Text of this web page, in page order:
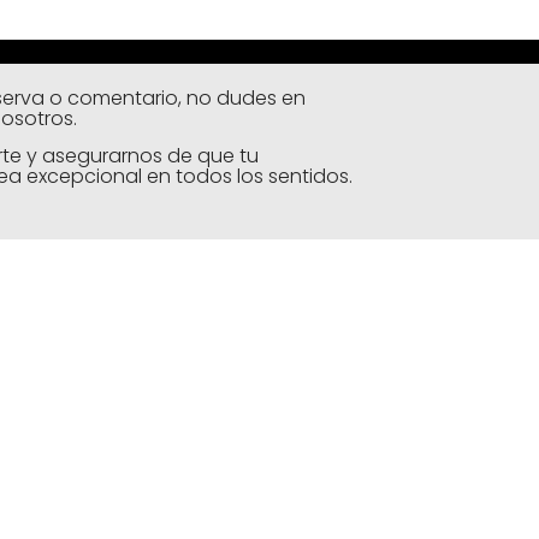
o comentario, no dudes en
y asegurarnos de que tu
excepcional en todos los sentidos.